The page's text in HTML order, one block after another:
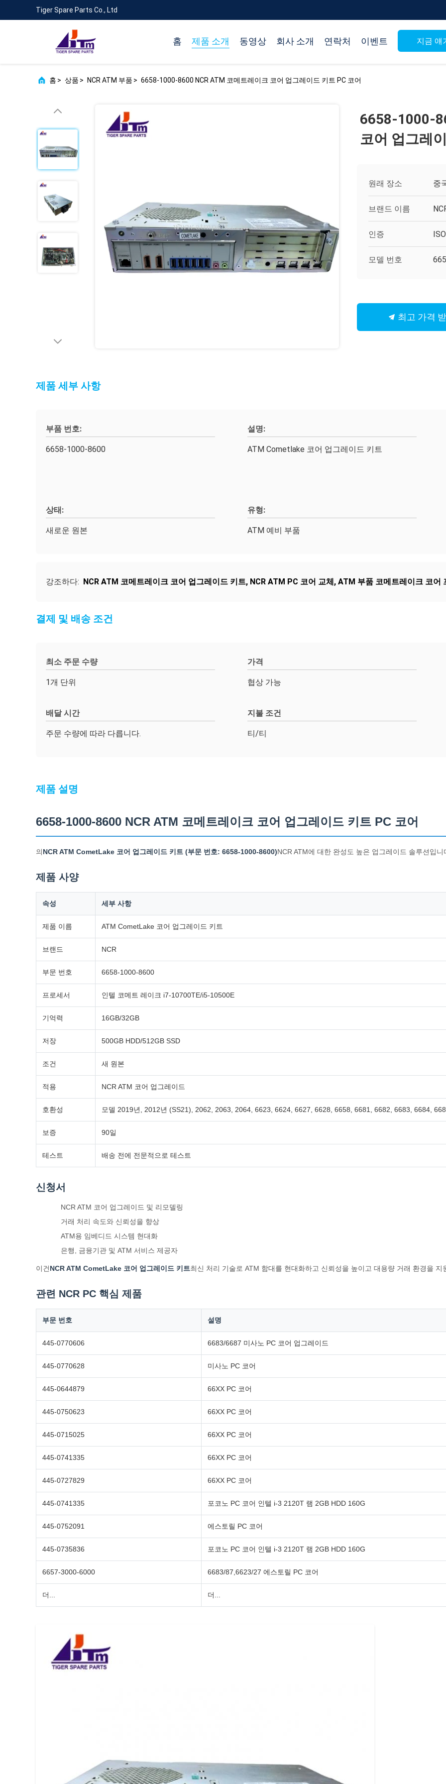
Tiger Spare Parts Co., Ltd
홈 제품 소개 동영상 회사 소개 연락처 이벤트 지금 얘
홈 > 상품 > NCR ATM 부품 > 6658-1000-8600 NCR ATM 코메트레이크 코어 업그레이드 키트 PC 코어
6658-1000-
코어 업그레
원래 장소 중
브랜드 이름
인증
모델 번호
최고 가격
제품 세부 사항
부품 번호:
6658-1000-8600
설명:
ATM Cometlake 코어 업그레이드 키트
상태:
새로운 원본
유형:
ATM 예비 부품
강조하다: NCR ATM 코메트레이크 코어 업그레이드 키트, NCR ATM PC 코어 교체, ATM 부품 코메트레이크 코어
결제 및 배송 조건
최소 주문 수량
1개 단위
가격
협상 가능
배달 시간
주문 수량에 따라 다릅니다.
지불 조건
티/티
제품 설명
6658-1000-8600 NCR ATM 코메트레이크 코어 업그레이드 키트 PC 코어
의NCR ATM CometLake 코어 업그레이드 키트 (부문 번호: 6658-1000-8600)NCR ATM에 대한 완성도 높은 업그레이드 솔루션입니
제품 사양
속성 세부 사항
제품 이름 ATM CometLake 코어 업그레이드 키트
브랜드 NCR
부문 번호 6658-1000-8600
프로세서 인텔 코메트 레이크 i7-10700TE/i5-10500E
기억력 16GB/32GB
저장 500GB HDD/512GB SSD
조건 새 원본
적용 NCR ATM 코어 업그레이드
호환성 모델 2019년, 2012년 (SS21), 2062, 2063, 2064, 6623, 6624, 6627, 6628, 6658, 6681, 6682, 6683, 6684,
보증 90일
테스트 배송 전에 전문적으로 테스트
신청서
NCR ATM 코어 업그레이드 및 리모델링
거래 처리 속도와 신뢰성을 향상
ATM용 임베디드 시스템 현대화
은행, 금융기관 및 ATM 서비스 제공자
이건NCR ATM CometLake 코어 업그레이드 키트최신 처리 기술로 ATM 함대를 현대화하고 신뢰성을 높이고 대용량 거래 환경을 지
관련 NCR PC 핵심 제품
부문 번호 설명
445-0770606 6683/6687 미사노 PC 코어 업그레이드
445-0770628 미사노 PC 코어
445-0644879 66XX PC 코어
445-0750623 66XX PC 코어
445-0715025 66XX PC 코어
445-0741335 66XX PC 코어
445-0727829 66XX PC 코어
445-0741335 포코노 PC 코어 인텔 i-3 2120T 램 2GB HDD 160G
445-0752091 에스토릴 PC 코어
445-0735836 포코노 PC 코어 인텔 i-3 2120T 램 2GB HDD 160G
6657-3000-6000 6683/87,6623/27 에스토릴 PC 코어
더... 더...